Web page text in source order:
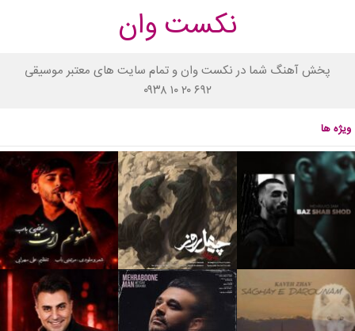
نکست وان
پخش آهنگ شما در نکست وان و تمام سایت های معتبر موسیقی
۰۹۳۸ ۱۰ ۲۰ ۶۹۲
ویژه ها